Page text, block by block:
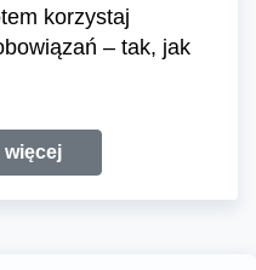
korzystaj
– tak, jak
więcej